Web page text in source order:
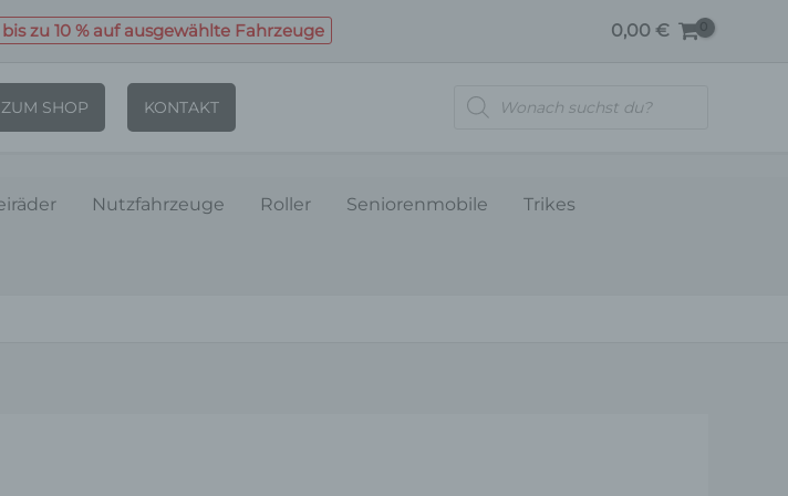
bis zu 10 % auf ausgewählte Fahrzeuge 0,00 €
ZUM SHOP KONTAKT
Products
search
Nutzfahrzeuge Roller Seniorenmobile Trikes